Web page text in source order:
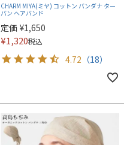
CHARM MIYA(ミヤ) コットン バンダナ ター
バン ヘアバンド
定価 ¥1,650
¥1,320税込
4.72 （18）